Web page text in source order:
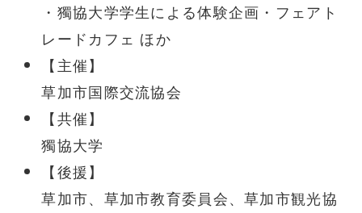
・獨協大学学生による体験企画・フェアト
レードカフェ ほか
【主催】
草加市国際交流協会
【共催】
獨協大学
【後援】
草加市、草加市教育委員会、草加市観光協